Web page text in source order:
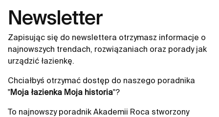
Newsletter
Zapisując się do newslettera otrzymasz informacje o
najnowszych trendach, rozwiązaniach oraz porady jak
urządzić łazienkę.
Chciałbyś otrzymać dostęp do naszego poradnika
"Moja łazienka Moja historia"?
To najnowszy poradnik Akademii Roca stworzony